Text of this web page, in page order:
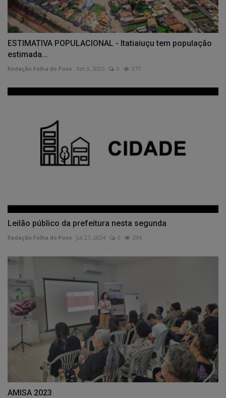
ESTIMATIVA POPULACIONAL - Itatiaiuçu tem população
estimada...
Redação Folha do Povo Set 3, 2025 0 377
Leilão público da prefeitura nesta segunda
Redação Folha do Povo Jul 27, 2024 0 294
AMISA 2023